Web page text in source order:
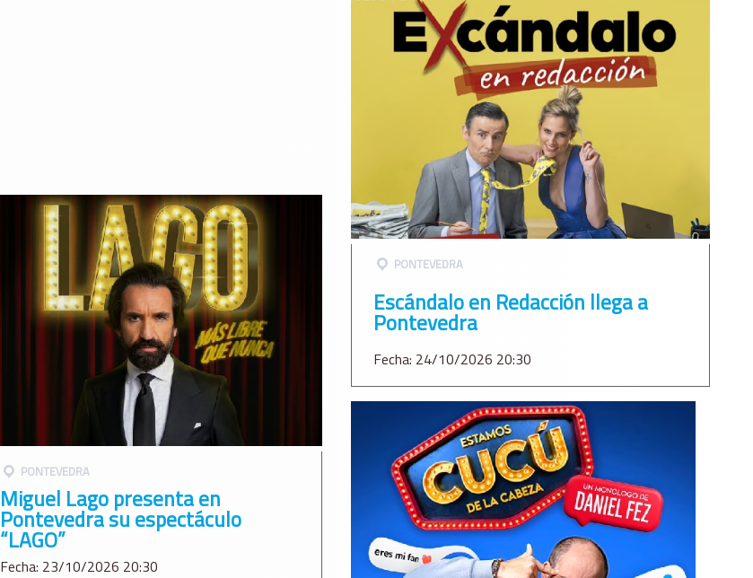
PONTEVEDRA
Miguel Lago presenta en
Pontevedra su espectáculo
“LAGO”
Fecha: 23/10/2026 20:30
PONTEVEDRA
Escándalo en Redacción llega a
Pontevedra
Fecha: 24/10/2026 20:30